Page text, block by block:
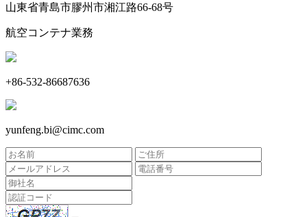
山東省青島市膠州市湘江路66-68号
航空コンテナ業務
+86-532-86687636
yunfeng.bi@cimc.com